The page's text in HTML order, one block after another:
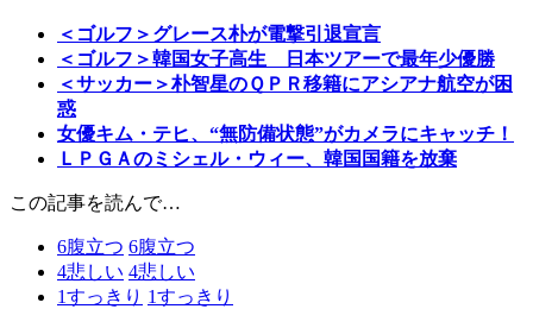
＜ゴルフ＞グレース朴が電撃引退宣言
＜ゴルフ＞韓国女子高生 日本ツアーで最年少優勝
＜サッカー＞朴智星のＱＰＲ移籍にアシアナ航空が困
惑
女優キム・テヒ、“無防備状態”がカメラにキャッチ！
ＬＰＧＡのミシェル・ウィー、韓国国籍を放棄
この記事を読んで…
6腹立つ 6腹立つ
4悲しい 4悲しい
1すっきり 1すっきり